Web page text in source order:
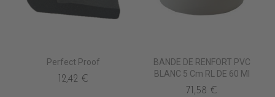
Perfect Proof
12,42 €
BANDE DE RENFORT PVC
BLANC 5 Cm RL DE 60 Ml
71,58 €